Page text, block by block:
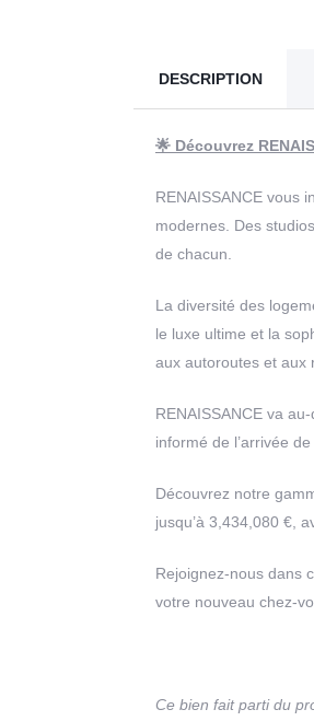
DESCRIPTION
🌟 Découvrez
RENAISSANCE vous
modernes. Des
de chacun.
La diversité des
le luxe ultime et la
aux autoroutes et aux
RENAISSANCE va
informé de l’arrivée
Découvrez notre
jusqu’à 3,434,080 €,
Rejoignez-nous dans
votre nouveau chez-
Ce bien fait parti du